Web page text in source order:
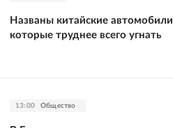
Названы китайские
которые труднее всего угнать
13:00 Общество